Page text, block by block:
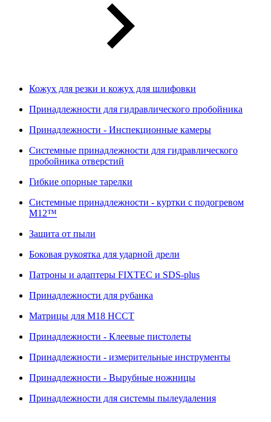
Кожух для резки и кожух для шлифовки
Принадлежности для гидравлического пробойника
Принадлежности - Инспекционные камеры
Системные принадлежности для гидравлического
пробойника отверстий
Гибкие опорные тарелки
Системные принадлежности - куртки с подогревом
M12™
Защита от пыли
Боковая рукоятка для ударной дрели
Патроны и адаптеры FIXTEC и SDS-plus
Принадлежности для рубанка
Матрицы для M18 HCCT
Принадлежности - Клеевые пистолеты
Принадлежности - измерительные инструменты
Принадлежности - Вырубные ножницы
Принадлежности для системы пылеудаления